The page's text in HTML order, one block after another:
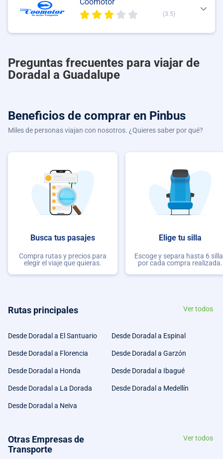
(3.5)
Preguntas frecuentes para viajar de
Doradal a Guadalupe
Beneficios de comprar en Pinbus
Miles de personas viajan con nosotros. ¿Quieres saber por qué?
Busca tus pasajes
Compra rutas y precios para
elegir el viaje que quieras.
Elige tu silla
Escoge y separa hasta 6
por cada compra realizada.
Rutas principales Ver todos
Desde Doradal a El Santuario Desde Doradal a Espinal
Desde Doradal a Florencia Desde Doradal a Garzón
Desde Doradal a Honda Desde Doradal a Ibagué
Desde Doradal a La Dorada Desde Doradal a Medellín
Desde Doradal a Neiva
Otras Empresas de
Transporte
Ver todos